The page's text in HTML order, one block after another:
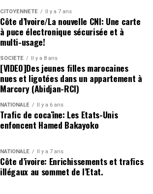
CITOYENNETÉ Il y a 7 ans
Côte d’Ivoire/La nouvelle CNI: Une carte
à puce électronique sécurisée et à
multi-usage!
SOCIETE Il y a 8 ans
[VIDEO]Des jeunes filles marocaines
nues et ligotées dans un appartement à
Marcory (Abidjan-RCI)
NATIONALE Il y a 6 ans
Trafic de cocaïne: Les Etats-Unis
enfoncent Hamed Bakayoko
NATIONALE Il y a 7 ans
Côte d’ivoire: Enrichissements et trafics
illégaux au sommet de l’Etat.